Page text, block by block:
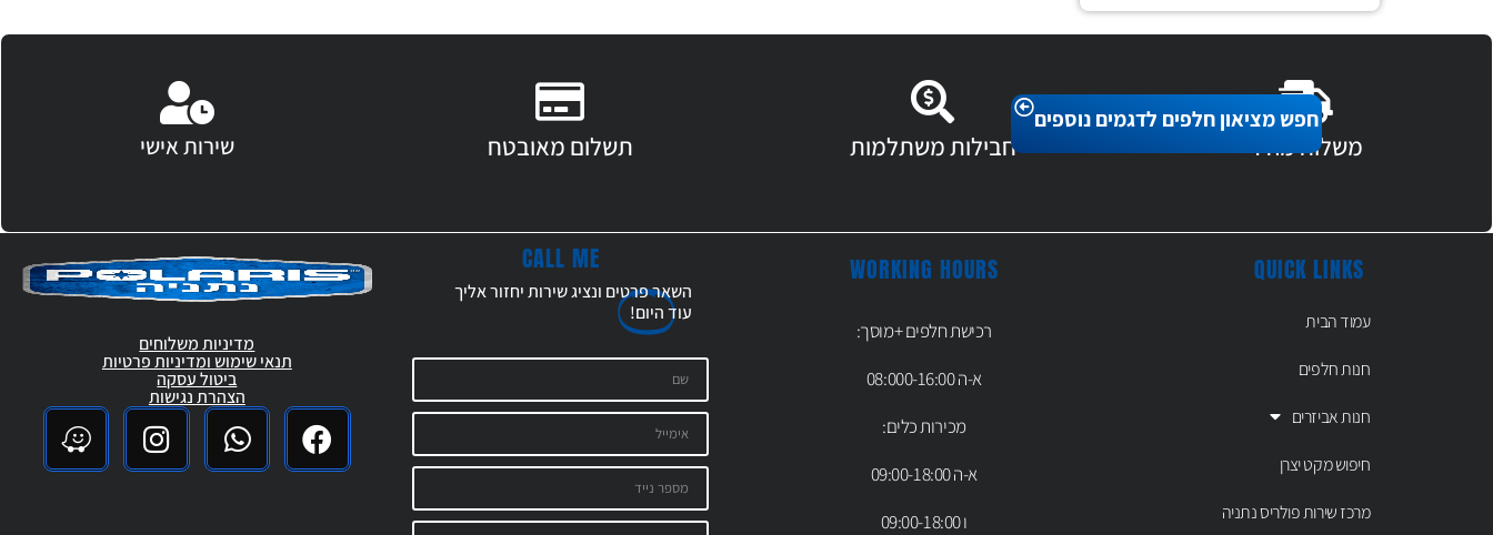
חפש מציאון חלפים לדגמים נוספים
משלוח מהיר חבילות משתלמות תשלום מאובטח שירות אישי
QUICK LINKS
עמוד הבית
חנות חלפים
חנות אביזרים
חיפוש מקט יצרן
מרכז שירות פולריס נתניה
WORKING HOURS
רכישת חלפים +מוסך:
א-ה 08:000-16:00
מכירות כלים:
א-ה 09:00-18:00
ו 09:00-18:00
CALL ME
השאר פרטים ונציג שירות יחזור אליך
עודהיום!
מדיניות משלוחים
תנאי שימוש ומדיניות פרטיות
ביטול עסקה
הצהרת נגישות